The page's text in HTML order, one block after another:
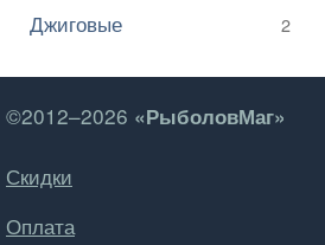
Джиговые 2
©2012–2026 «РыболовМаг»
Скидки
Оплата